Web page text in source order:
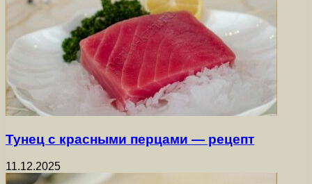
Тунец с красными перцами — рецепт
11.12.2025